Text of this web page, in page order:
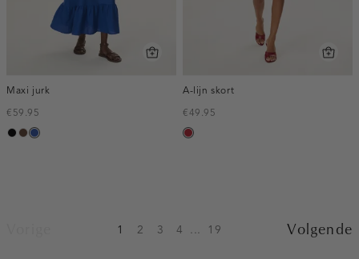
Maxi jurk
€59.95
zwart
donkerbruin
kobaltblauw
A-lijn skort
€49.95
donkerrood
1 2 3 4 ... 19 Volgende